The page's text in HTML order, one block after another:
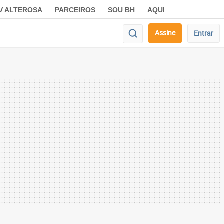
ALTEROSA PARCEIROS SOU BH AQUI
Assine Entrar